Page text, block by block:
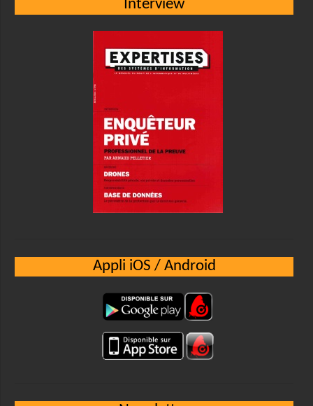
Interview
Appli iOS / Android